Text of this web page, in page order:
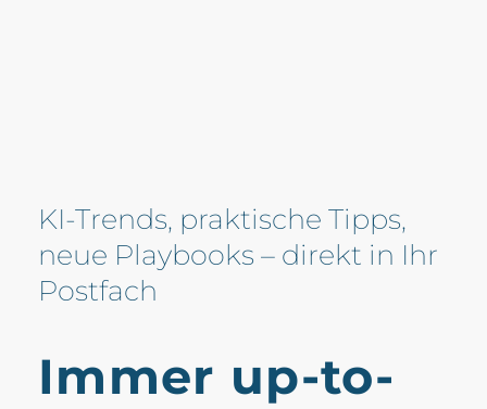
KI-Trends, praktische Tipps,
neue Playbooks – direkt in Ihr
Postfach
Immer up-to-